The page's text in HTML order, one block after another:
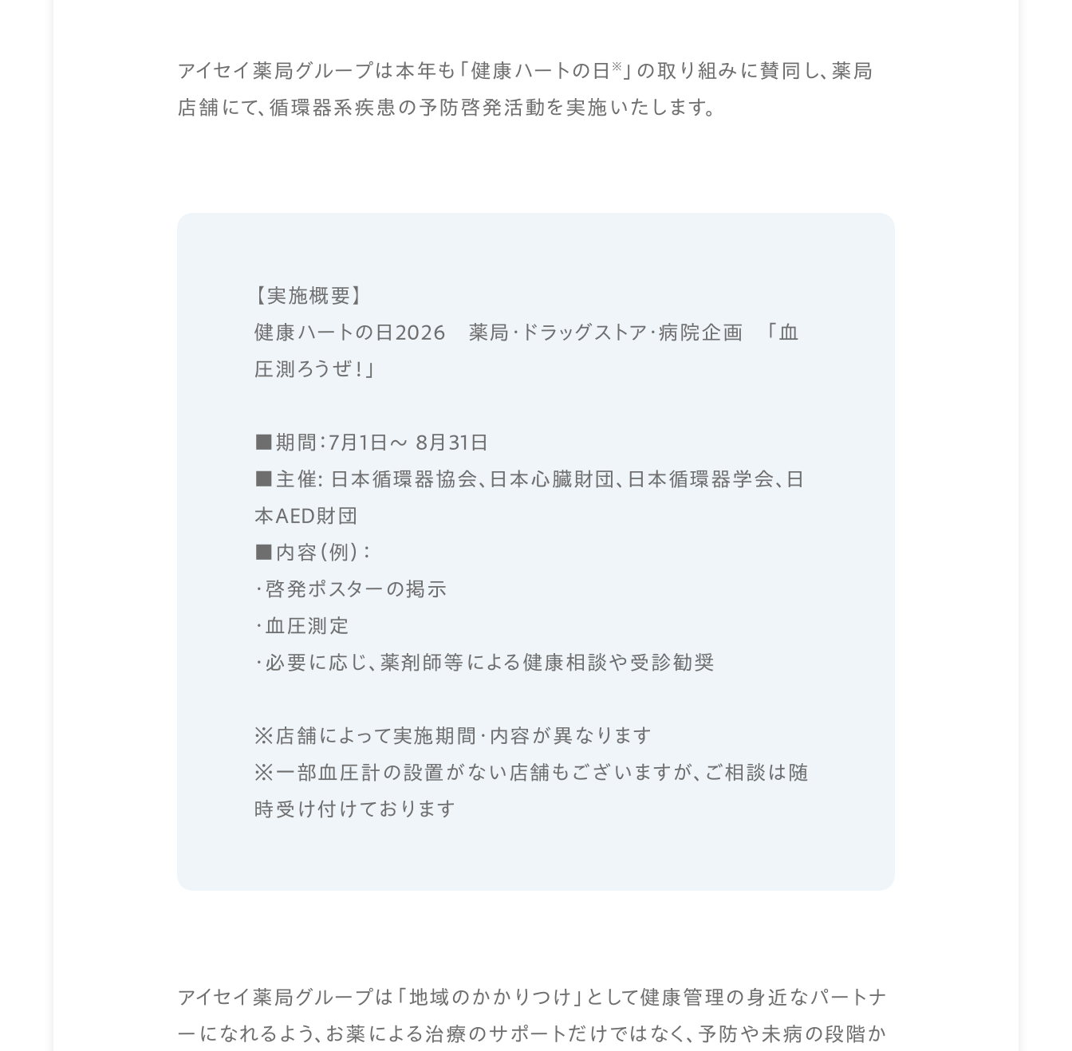
アイセイ薬局グループは本年も「健康ハートの日 ※
」の取り組みに賛同し、薬局
店舗にて、循環器系疾患の予防啓発活動を実施いたします。
【実施概要】
健康ハートの日2026 薬局・ドラッグストア・病院企画 「血
圧測ろうぜ！」
■期間：7月1日～ 8月31日
■主催: 日本循環器協会、日本心臓財団、日本循環器学会、日
本AED財団
■内容（例）：
・啓発ポスターの掲示
・血圧測定
・必要に応じ、薬剤師等による健康相談や受診勧奨
※店舗によって実施期間・内容が異なります
※一部血圧計の設置がない店舗もございますが、ご相談は随
時受け付けております
アイセイ薬局グループは「地域のかかりつけ」として健康管理の身近なパートナ
ーになれるよう、お薬による治療のサポートだけではなく、予防や未病の段階か